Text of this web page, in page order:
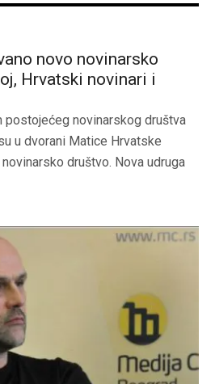
novo novinarsko
Hrvatski novinari i
postojećeg novinarskog društva
u dvorani Matice Hrvatske
društvo. Nova udruga